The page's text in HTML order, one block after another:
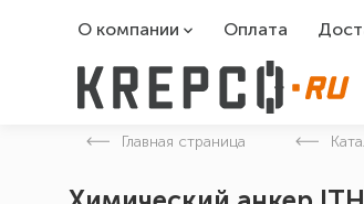
О компании
О компании
Оплата
Главная страница